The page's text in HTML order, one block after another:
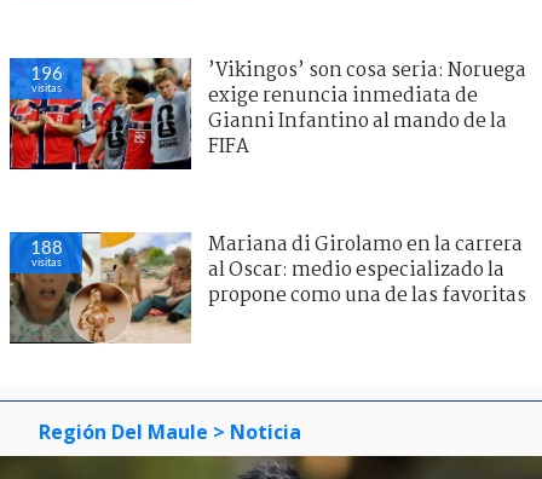
196
visitas
’Vikingos’ son cosa seria: Noruega
exige renuncia inmediata de
Gianni Infantino al mando de la
FIFA
188
visitas
Mariana di Girolamo en la carrera
al Oscar: medio especializado la
propone como una de las favoritas
Región Del Maule > Noticia